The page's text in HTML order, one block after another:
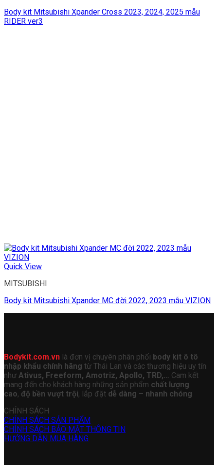
Body kit Mitsubishi Xpander Cross 2023, 2024, 2025 mẫu
RIDER ver3
Quick View
MITSUBISHI
Body kit Mitsubishi Xpander MC đời 2022, 2023 mẫu VIZION
Bodykit.com.vn là đơn vị chuyên phân phối body kit ô tô
nhập khẩu chính hãng từ Thái Lan và các thương hiệu uy tín
như Ativus, Freeform, Amotriz, Apollo, TRD,… Cam kết
mang đến cho khách hàng những sản phẩm chất lượng
cao, độ bền vượt trội, lắp đặt dễ dàng – nhanh chóng
CHÍNH SÁCH
CHÍNH SÁCH SẢN PHẨM
CHÍNH SÁCH BẢO MẬT THÔNG TIN
HƯỚNG DẪN MUA HÀNG